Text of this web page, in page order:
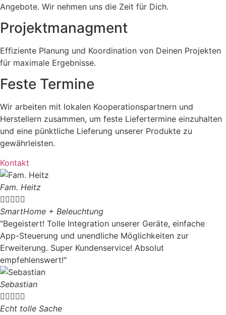
Angebote. Wir nehmen uns die Zeit für Dich.
Projektmanagment
Effiziente Planung und Koordination von Deinen Projekten
für maximale Ergebnisse.
Feste Termine
Wir arbeiten mit lokalen Kooperationspartnern und
Herstellern zusammen, um feste Liefertermine einzuhalten
und eine pünktliche Lieferung unserer Produkte zu
gewährleisten.
Kontakt
Fam. Heitz

SmartHome + Beleuchtung
"Begeistert! Tolle Integration unserer Geräte, einfache
App-Steuerung und unendliche Möglichkeiten zur
Erweiterung. Super Kundenservice! Absolut
empfehlenswert!"
Sebastian

Echt tolle Sache